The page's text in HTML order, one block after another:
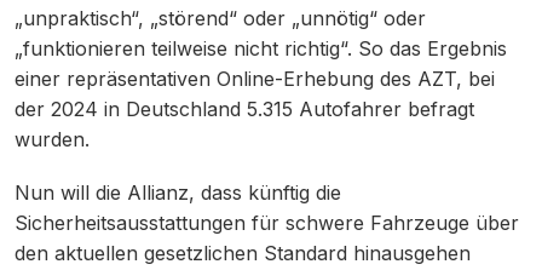
„unpraktisch“, „störend“ oder „unnötig“ oder
„funktionieren teilweise nicht richtig“. So das Ergebnis
einer repräsentativen Online-Erhebung des AZT, bei
der 2024 in Deutschland 5.315 Autofahrer befragt
wurden.
Nun will die Allianz, dass künftig die
Sicherheitsausstattungen für schwere Fahrzeuge über
den aktuellen gesetzlichen Standard hinausgehen